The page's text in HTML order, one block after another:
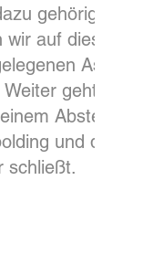
gehörigen
auf dieser
Aschau
geht es
Abstecher
und dem
schließt.